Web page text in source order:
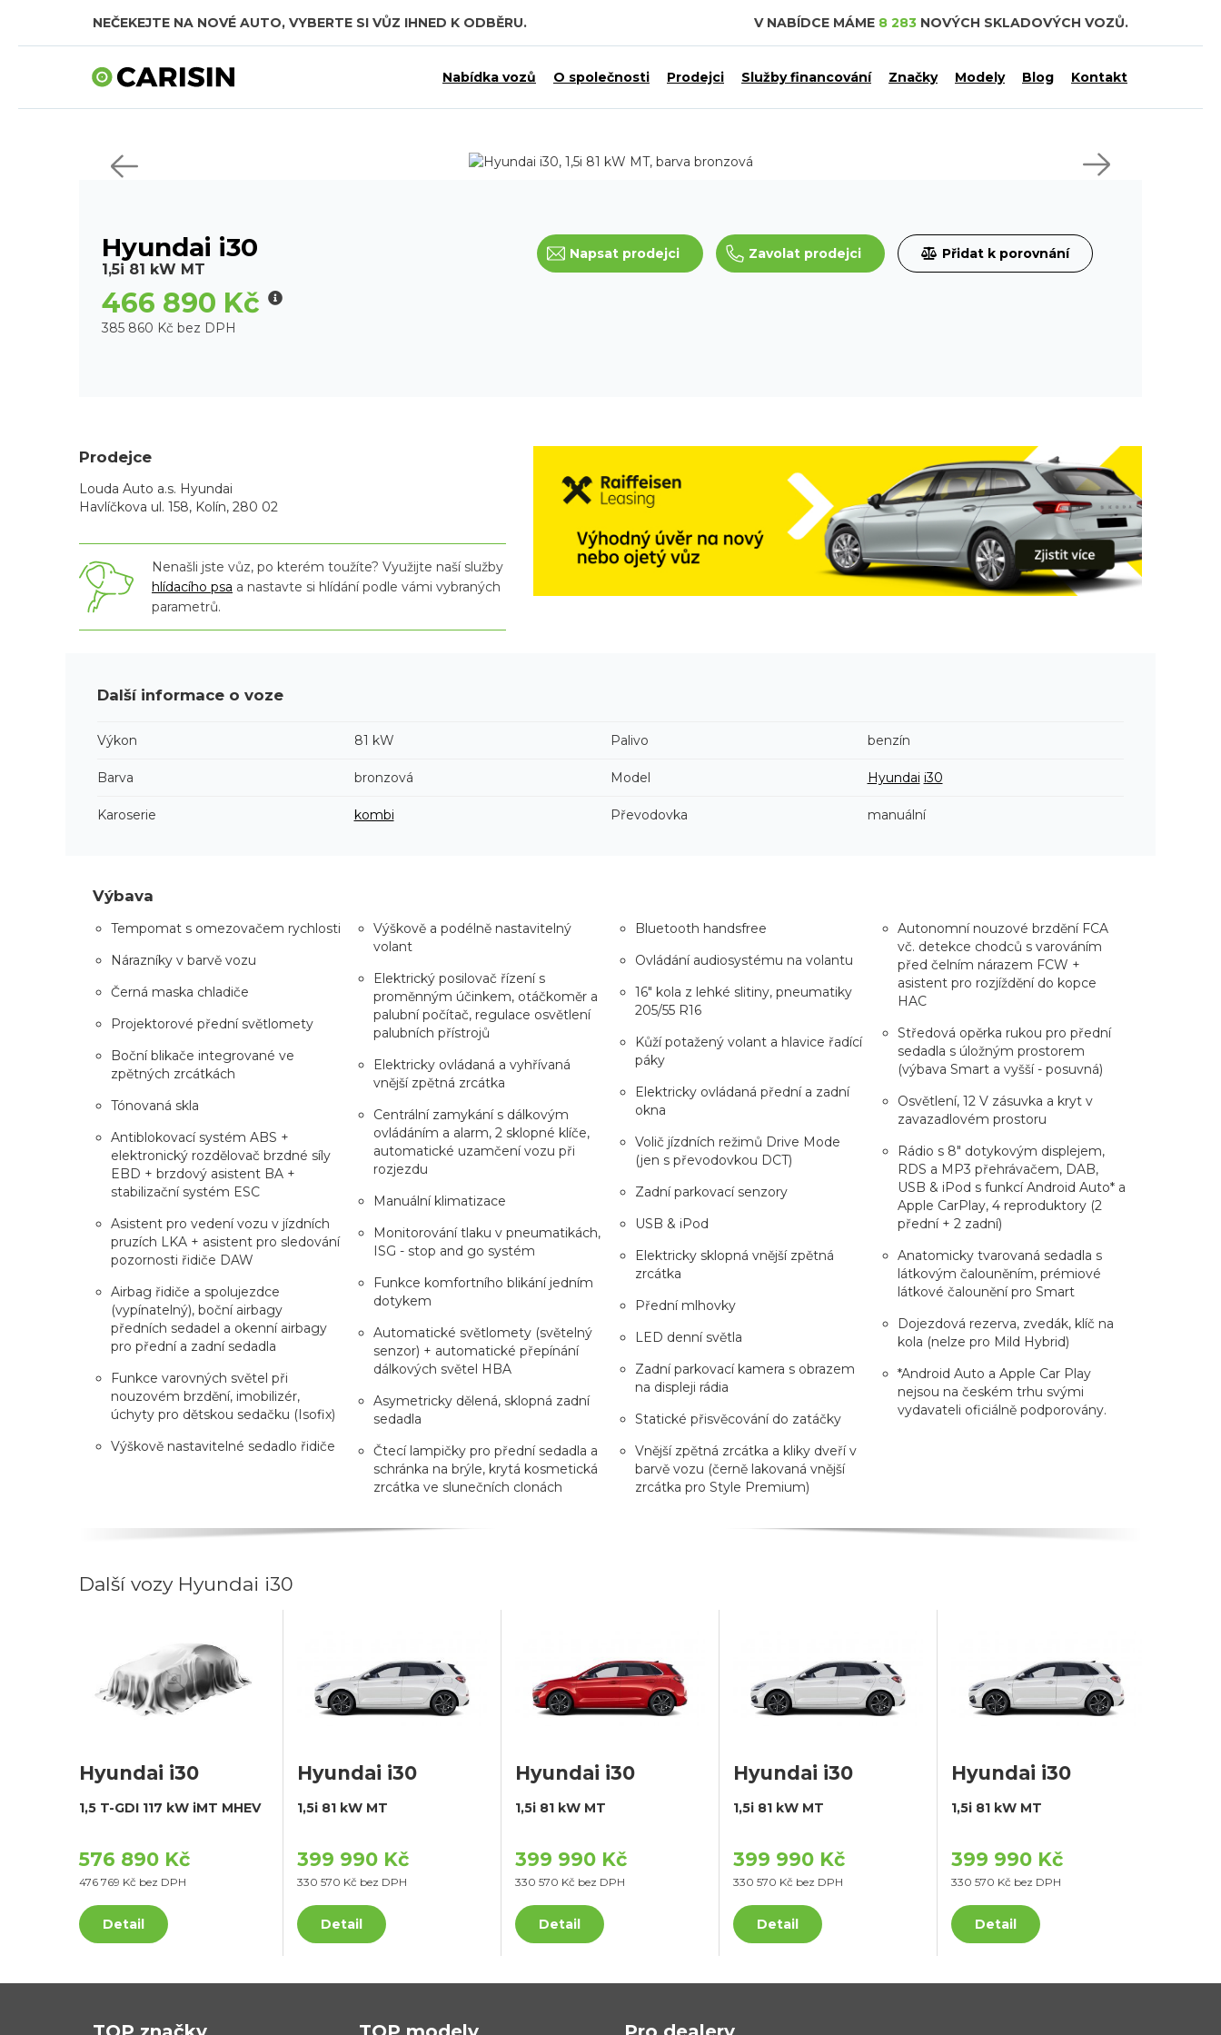
NEČEKEJTE NA NOVÉ AUTO, VYBERTE SI VŮZ IHNED K ODBĚRU.
SKLADOVÁ AUTA V CELKOVÉ HODNOTĚ TÉMĚŘ 7,5 MILIARDY KČ. V NABÍDCE MÁME 8 283 NOVÝCH SKLADOVÝCH VOZŮ.
Nabídka vozů O společnosti Prodejci Služby financování Značky Modely Blog Kontakt
Hyundai i30
1,5i 81 kW MT
466 890 Kč
385 860 Kč bez DPH
Napsat prodejci Zavolat prodejci Přidat k porovnání
Prodejce
Louda Auto a.s. Hyundai
Havlíčkova ul. 158, Kolín, 280 02
Nenašli jste vůz, po kterém toužíte? Využijte naší služby
hlídacího psa a nastavte si hlídání podle vámi vybraných
parametrů.
Další informace o voze
Výkon 81 kW Palivo benzín
Barva bronzová Model Hyundai i30
Karoserie kombi Převodovka manuální
Výbava
Tempomat s omezovačem rychlosti
Nárazníky v barvě vozu
Černá maska chladiče
Projektorové přední světlomety
Boční blikače integrované ve
zpětných zrcátkách
Tónovaná skla
Antiblokovací systém ABS +
elektronický rozdělovač brzdné síly
EBD + brzdový asistent BA +
stabilizační systém ESC
Asistent pro vedení vozu v jízdních
pruzích LKA + asistent pro sledování
pozornosti řidiče DAW
Airbag řidiče a spolujezdce
(vypínatelný), boční airbagy
předních sedadel a okenní airbagy
pro přední a zadní sedadla
Funkce varovných světel při
nouzovém brzdění, imobilizér,
úchyty pro dětskou sedačku (Isofix)
Výškově nastavitelné sedadlo řidiče
Výškově a podélně nastavitelný
volant
Elektrický posilovač řízení s
proměnným účinkem, otáčkoměr a
palubní počítač, regulace osvětlení
palubních přístrojů
Elektricky ovládaná a vyhřívaná
vnější zpětná zrcátka
Centrální zamykání s dálkovým
ovládáním a alarm, 2 sklopné klíče,
automatické uzamčení vozu při
rozjezdu
Manuální klimatizace
Monitorování tlaku v pneumatikách,
ISG - stop and go systém
Funkce komfortního blikání jedním
dotykem
Automatické světlomety (světelný
senzor) + automatické přepínání
dálkových světel HBA
Asymetricky dělená, sklopná zadní
sedadla
Čtecí lampičky pro přední sedadla a
schránka na brýle, krytá kosmetická
zrcátka ve slunečních clonách
Bluetooth handsfree
Ovládání audiosystému na volantu
16" kola z lehké slitiny, pneumatiky
205/55 R16
Kůží potažený volant a hlavice řadící
páky
Elektricky ovládaná přední a zadní
okna
Volič jízdních režimů Drive Mode
(jen s převodovkou DCT)
Zadní parkovací senzory
USB & iPod
Elektricky sklopná vnější zpětná
zrcátka
Přední mlhovky
LED denní světla
Zadní parkovací kamera s obrazem
na displeji rádia
Statické přisvěcování do zatáčky
Vnější zpětná zrcátka a kliky dveří v
barvě vozu (černě lakovaná vnější
zrcátka pro Style Premium)
Autonomní nouzové brzdění FCA
vč. detekce chodců s varováním
před čelním nárazem FCW +
asistent pro rozjíždění do kopce
HAC
Středová opěrka rukou pro přední
sedadla s úložným prostorem
(výbava Smart a vyšší - posuvná)
Osvětlení, 12 V zásuvka a kryt v
zavazadlovém prostoru
Rádio s 8" dotykovým displejem,
RDS a MP3 přehrávačem, DAB,
USB & iPod s funkcí Android Auto* a
Apple CarPlay, 4 reproduktory (2
přední + 2 zadní)
Anatomicky tvarovaná sedadla s
látkovým čalouněním, prémiové
látkové čalounění pro Smart
Dojezdová rezerva, zvedák, klíč na
kola (nelze pro Mild Hybrid)
*Android Auto a Apple Car Play
nejsou na českém trhu svými
vydavateli oficiálně podporovány.
Další vozy Hyundai i30
Hyundai i30
1,5 T-GDI 117 kW iMT MHEV
576 890 Kč
476 769 Kč bez DPH
Detail
Hyundai i30
1,5i 81 kW MT
399 990 Kč
330 570 Kč bez DPH
Detail
Hyundai i30
1,5i 81 kW MT
399 990 Kč
330 570 Kč bez DPH
Detail
Hyundai i30
1,5i 81 kW MT
399 990 Kč
330 570 Kč bez DPH
Detail
Hyundai i30
1,5i 81 kW MT
399 990 Kč
330 570 Kč bez DPH
Detail